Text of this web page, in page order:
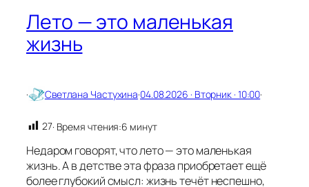
Лето — это маленькая
жизнь
· Светлана Частухина·04.08.2026 · Вторник · 10:00·
27· Время чтения:6 минут
Недаром говорят, что лето — это маленькая
жизнь. А в детстве эта фраза приобретает ещё
более глубокий смысл: жизнь течёт неспешно,